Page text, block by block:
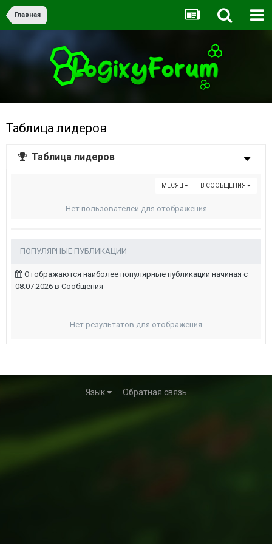
Главная
Таблица лидеров
Таблица лидеров
В СООБЩЕНИЯ
МЕСЯЦ
Нет пользователей для отображения
ПОПУЛЯРНЫЕ ПУБЛИКАЦИИ
Отображаются наиболее популярные публикации начиная с
08.07.2026 в Сообщения
Нет результатов для отображения
Язык Обратная связь